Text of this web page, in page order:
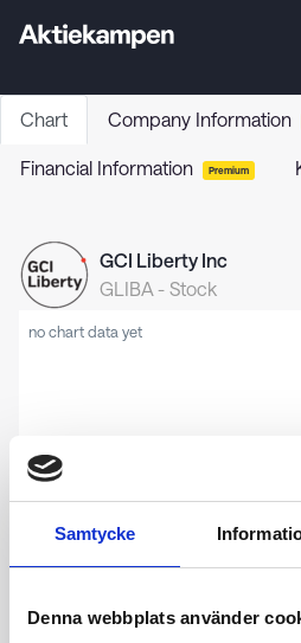
Samtycke
Denna webbplats använder
Chart Company Information
Financial Information Premium
GCI Liberty Inc
GLIBA - Stock
no chart data yet